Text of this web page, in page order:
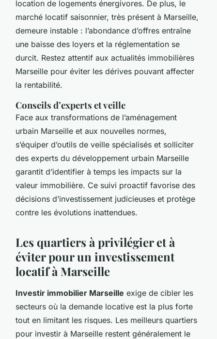
location de logements énergivores. De plus, le
marché locatif saisonnier, très présent à Marseille,
demeure instable : l’abondance d’offres entraîne
une baisse des loyers et la réglementation se
durcit. Restez attentif aux actualités immobilières
Marseille pour éviter les dérives pouvant affecter
la rentabilité.
Conseils d’experts et veille
Face aux transformations de l’aménagement
urbain Marseille et aux nouvelles normes,
s’équiper d’outils de veille spécialisés et solliciter
des experts du développement urbain Marseille
garantit d’identifier à temps les impacts sur la
valeur immobilière. Ce suivi proactif favorise des
décisions d’investissement judicieuses et protège
contre les évolutions inattendues.
Les quartiers à privilégier et à
éviter pour un investissement
locatif à Marseille
Investir immobilier Marseille exige de cibler les
secteurs où la demande locative est la plus forte
tout en limitant les risques. Les meilleurs quartiers
pour investir à Marseille restent généralement le